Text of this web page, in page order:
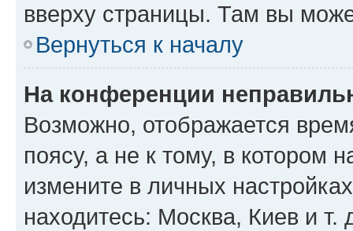
вверху страницы. Там вы
Вернуться к началу
На конференции
Возможно, отображается
поясу, а не к тому, в котором
измените в личных
находитесь: Москва, Киев и т.